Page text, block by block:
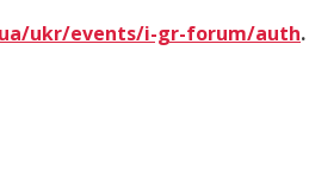
ukr/events/i-gr-forum/auth.